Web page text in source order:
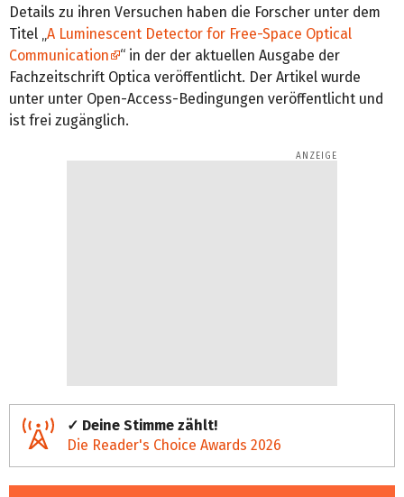
Details zu ihren Versuchen haben die Forscher unter dem
Titel „A Luminescent Detector for Free-Space Optical
Communication
“ in der der aktuellen Ausgabe der
Fachzeitschrift Optica veröffentlicht. Der Artikel wurde
unter unter Open-Access-Bedingungen veröffentlicht und
ist frei zugänglich.
✓ Deine Stimme zählt!
Die Reader's Choice Awards 2026